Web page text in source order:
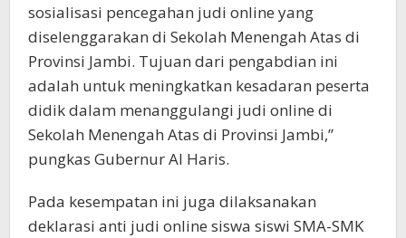
sosialisasi pencegahan judi online yang
diselenggarakan di Sekolah Menengah Atas di
Provinsi Jambi. Tujuan dari pengabdian ini
adalah untuk meningkatkan kesadaran peserta
didik dalam menanggulangi judi online di
Sekolah Menengah Atas di Provinsi Jambi,”
pungkas Gubernur Al Haris.
Pada kesempatan ini juga dilaksanakan
deklarasi anti judi online siswa siswi SMA-SMK